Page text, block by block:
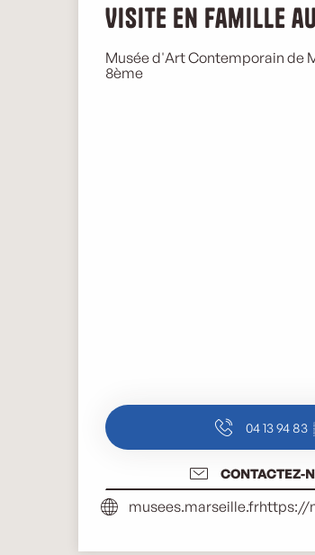
Visite en famille
Musée d'Art Contemporain de
8ème
04 13 94 83
CONTACTEZ-
musees.marseille.frhttps://